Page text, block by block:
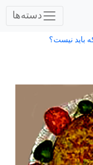
دسته‌ها
باید نیست؟